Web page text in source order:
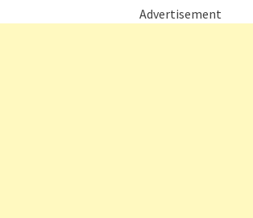
Advertisement